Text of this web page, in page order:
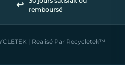
↩️
remboursé
| Realisé Par Recycletek™